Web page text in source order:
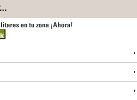
en tu zona ¡Ahora!